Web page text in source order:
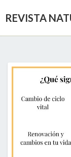
REVISTA